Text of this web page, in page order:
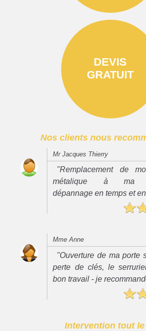
DEVIS
GRATUIT
Nos clients nous
Mr Jacques Thierry
"Remplacement de
métalique à ma
dépannage en temps et
Mme Anne
"Ouverture de ma porte
perte de clés, le
bon travail - je
Intervention tout le